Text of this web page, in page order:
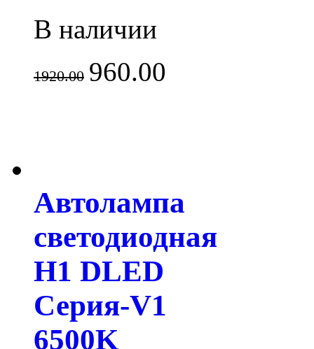
В наличии
1920.00 960.00
Автолампа
светодиодная
H1 DLED
Серия-V1
6500K